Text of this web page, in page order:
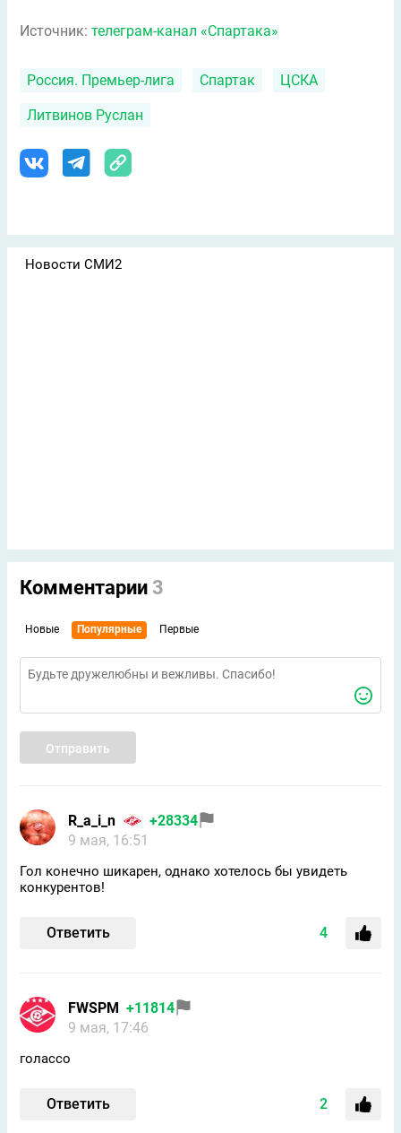
Источник: телеграм-канал «Спартака»
Россия. Премьер-лига Спартак ЦСКА
Литвинов Руслан
Новости СМИ2
Комментарии 3
Новые Популярные Первые
Отправить
R_a_i_n
+28334
9 мая, 16:51
Гол конечно шикарен, однако хотелось бы увидеть
конкурентов!
Ответить 4
FWSPM +11814
9 мая, 17:46
голассо
Ответить 2